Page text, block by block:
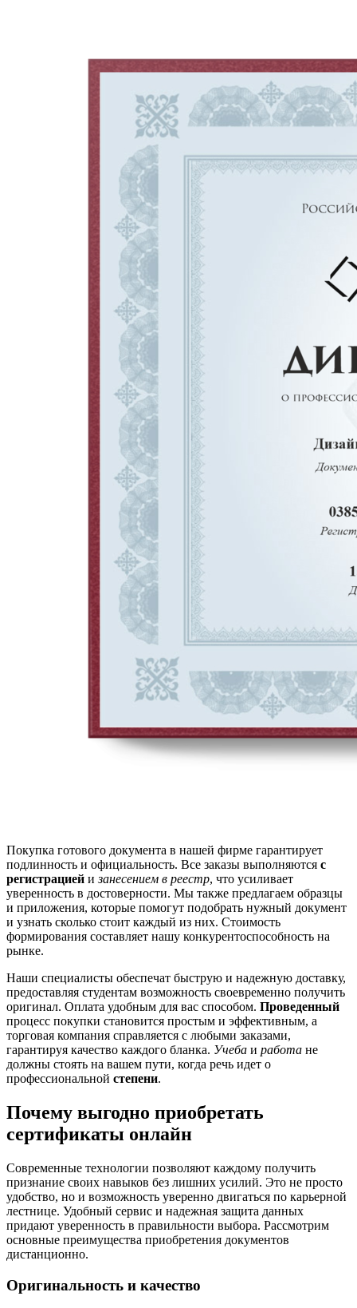
Покупка готового документа в нашей фирме гарантирует
подлинность и официальность. Все заказы выполняются с
регистрацией изанесением в реестр, что усиливает
уверенность в достоверности. Мы также предлагаем образцы
и приложения, которые помогут подобрать нужный документ
и узнать сколько стоит каждый из них. Стоимость
формирования составляет нашу конкурентоспособность на
рынке.
Наши специалисты обеспечат быструю и надежную доставку,
предоставляя студентам возможность своевременно получить
оригинал. Оплата удобным для вас способом. Проведенный
процесс покупки становится простым и эффективным, а
торговая компания справляется с любыми заказами,
гарантируя качество каждого бланка. Учеба и работа не
должны стоять на вашем пути, когда речь идет о
профессиональной степени.
Почему выгодно приобретать
сертификаты онлайн
Современные технологии позволяют каждому получить
признание своих навыков без лишних усилий. Это не просто
удобство, но и возможность уверенно двигаться по карьерной
лестнице. Удобный сервис и надежная защита данных
придают уверенность в правильности выбора. Рассмотрим
основные преимущества приобретения документов
дистанционно.
Оригинальность и качество